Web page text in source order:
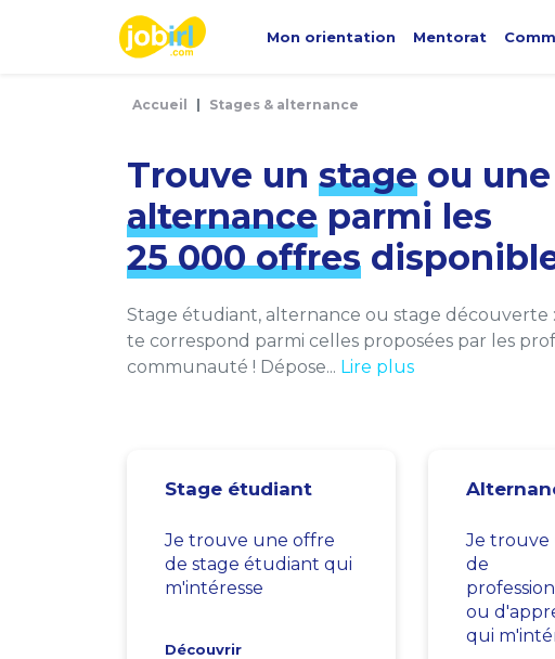
Mon orientation Mentorat
Accueil Stages & alternance
Trouve un stage ou une
alternance parmi les
25 000 offres
Stage étudiant, alternance ou stage découverte
te correspond parmi celles proposées par les
communauté ! Dépose... Lire plus
Stage étudiant
Je trouve une offre
de stage étudiant qui
m'intéresse
Découvrir
Je trouve
de
ou
qui
Panneau de gestion des cookies